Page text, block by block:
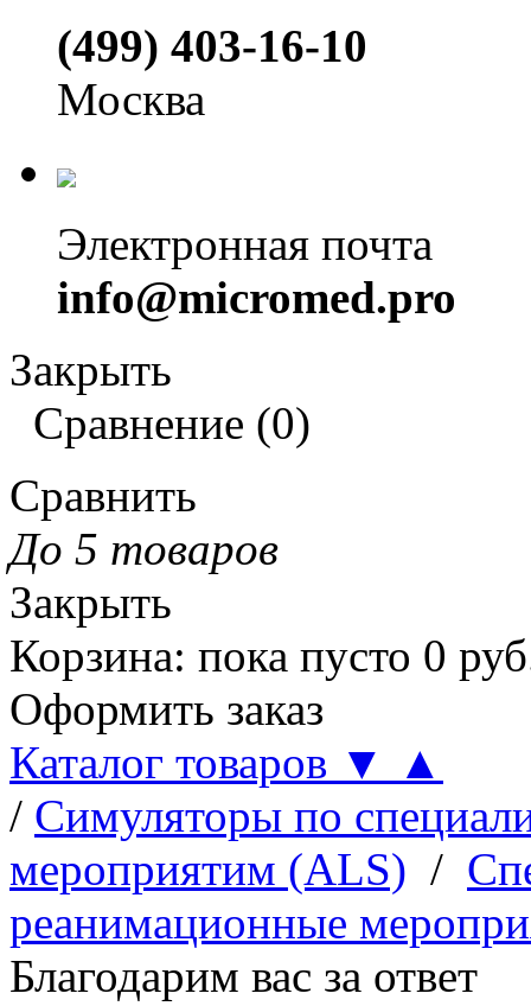
(499) 403-16-10
Москва
Электронная почта
info@micromed.pro
Закрыть
Сравнение (0)
Сравнить
До 5 товаров
Закрыть
Корзина: пока пусто 0
Оформить заказ
Каталог товаров ▼
▲
/ Симуляторы по
мероприятим (ALS) /
реанимационные
Благодарим вас за ответ